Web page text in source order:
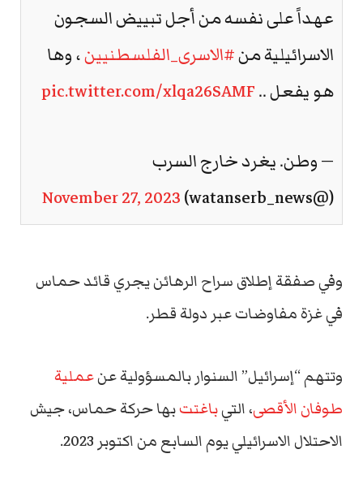
عهداً على نفسه من أجل تبييض السجون
الاسرائيلية من#الاسرى_الفلسطنيين، وها
هو يفعل ..pic.twitter.com/xlqa26SAMF
— وطن. يغرد خارج السرب
(@watanserb_news)
November 27, 2023
وفي صفقة إطلاق سراح الرهائن يجري قائد حماس
في غزة مفاوضات عبر دولة قطر.
وتتهم “إسرائيل” السنوار بالمسؤولية عنعملية
طوفان الأقصى، التيباغتتبها حركة حماس، جيش
الاحتلال الاسرائيلي يوم السابع من اكتوبر 2023.